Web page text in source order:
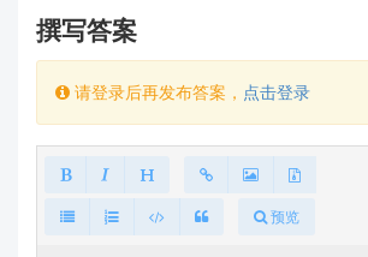
确认供电电压为
反复重启）。
应常亮，绿色工作指示灯（
变化。
串口输出反馈
通过 USB-TTL 连接模块的
串口工具（如 XCOM、
撰写答案
请登录后再发布答案， 点击登录
预览